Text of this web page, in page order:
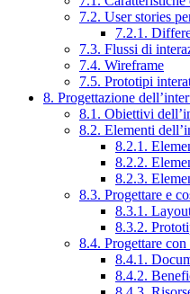
7.2. User stories
7.2.1.
7.3. Flussi di
7.4. Wireframe
7.5. Prototipi
8. Progettazione
8.1. Obiettivi
8.2. Elementi
8.2.1.
8.2.2.
8.2.3.
8.3. Progettare e
8.3.1.
8.3.2.
8.4. Progettare
8.4.1.
8.4.2.